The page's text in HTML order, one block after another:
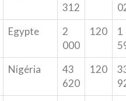
312
Egypte
2
000
120
1
Nigéria
43
620
120